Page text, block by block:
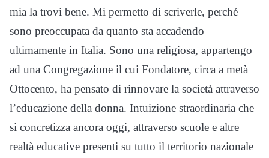
mia la trovi bene. Mi permetto di scriverle, perché
sono preoccupata da quanto sta accadendo
ultimamente in Italia. Sono una religiosa, appartengo
ad una Congregazione il cui Fondatore, circa a metà
Ottocento, ha pensato di rinnovare la società attraverso
l’educazione della donna. Intuizione straordinaria che
si concretizza ancora oggi, attraverso scuole e altre
realtà educative presenti su tutto il territorio nazionale